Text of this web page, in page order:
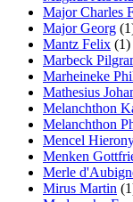
Major Charles
Major Georg
Mantz Felix (1)
Marbeck
Marheineke
Mathesius
Melanchthon
Melanchthon
Mencel
Menken
Merle
Mirus Martin